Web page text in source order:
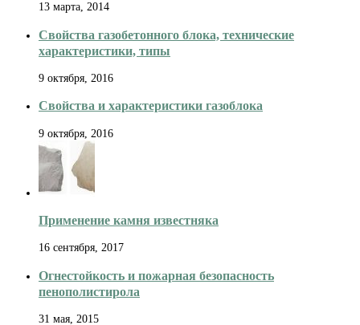
13 марта, 2014
Свойства газобетонного блока, технические
характеристики, типы
9 октября, 2016
Свойства и характеристики газоблока
9 октября, 2016
Применение камня известняка
16 сентября, 2017
Огнестойкость и пожарная безопасность
пенополистирола
31 мая, 2015